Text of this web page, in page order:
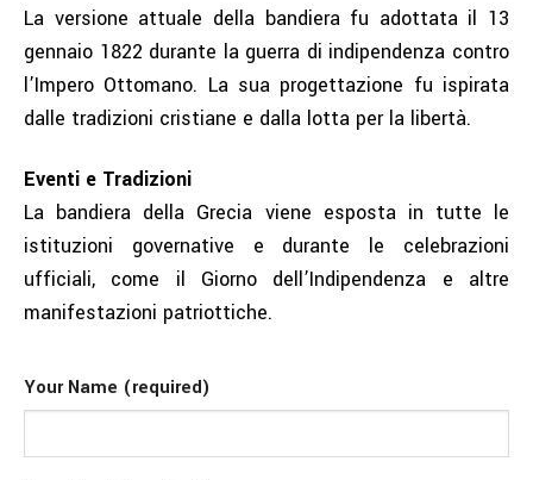
La versione attuale della bandiera fu adottata il 13
gennaio 1822 durante la guerra di indipendenza contro
l’Impero Ottomano. La sua progettazione fu ispirata
dalle tradizioni cristiane e dalla lotta per la libertà.
Eventi e Tradizioni
La bandiera della Grecia viene esposta in tutte le
istituzioni governative e durante le celebrazioni
ufficiali, come il Giorno dell’Indipendenza e altre
manifestazioni patriottiche.
Your Name (required)